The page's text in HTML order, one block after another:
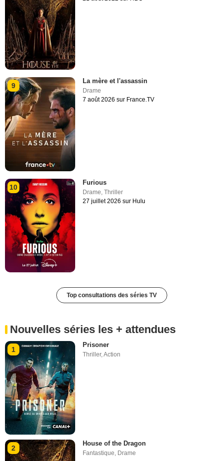
9
La mère et l'assassin
Drame
7 août 2026 sur France.TV
10
Furious
Drame ,Thriller
27 juillet 2026 sur Hulu
Top consultations des séries TV
Nouvelles séries les + attendues
1
Prisoner
Thriller,Action
2
House of the Dragon
Fantastique, Drame